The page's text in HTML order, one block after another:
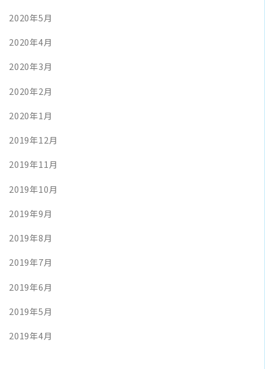
2020年5月
2020年4月
2020年3月
2020年2月
2020年1月
2019年12月
2019年11月
2019年10月
2019年9月
2019年8月
2019年7月
2019年6月
2019年5月
2019年4月